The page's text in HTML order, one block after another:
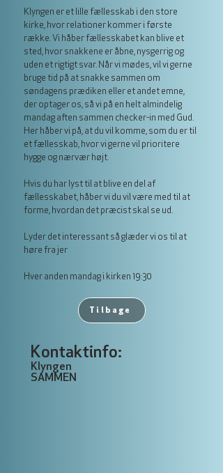
Klyngen er et lille fællesskab i den store
kirke, hvor relationer kommer i første
række. Vi håber fællesskabet kan blive et
sted, hvor snakkene er åbne, nysgerrig og
uden et rigtigt svar. Når vi mødes, vil vi gerne
bruge tid på at snakke sammen om
søndagens prædiken eller et andet emne,
der optager os, så vi på en helt almindelig
mandag aften sammen checker-in med Gud.
Her håber vi på, at du vil komme, som du er til
et fællesskab, hvor vi gerne vil prioritere
hygge og nærvær højt.
Hvis du har lyst til at blive en del af
fællesskabet, håber vi du vil være med til at
forme, hvordan det præcist skal se ud.
Lyder det interessant så glæder vi os til at
høre fra jer
Hver anden mandag i kirken 19:30
Tilbage
Kontaktinfo:
Klyngen
SAMMEN